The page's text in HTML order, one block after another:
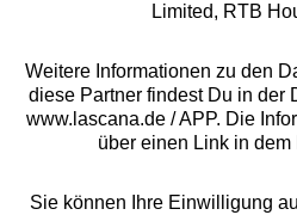
Limited, RTB
Weitere Informationen zu den
diese Partner findest Du in der
www.lascana.de / APP. Die
über einen Link in dem
Sie können Ihre Einwilligung